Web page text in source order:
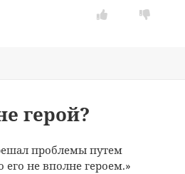
герой?
проблемы путем
его не вполне героем.»